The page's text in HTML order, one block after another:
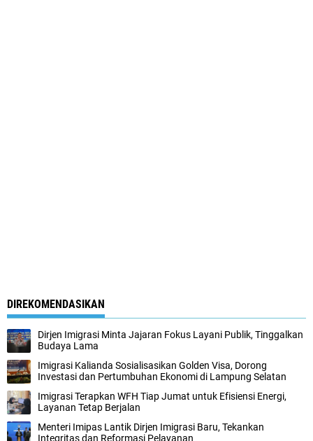
DIREKOMENDASIKAN
Dirjen Imigrasi Minta Jajaran Fokus Layani Publik, Tinggalkan
Budaya Lama
Imigrasi Kalianda Sosialisasikan Golden Visa, Dorong
Investasi dan Pertumbuhan Ekonomi di Lampung Selatan
Imigrasi Terapkan WFH Tiap Jumat untuk Efisiensi Energi,
Layanan Tetap Berjalan
Menteri Imipas Lantik Dirjen Imigrasi Baru, Tekankan
Integritas dan Reformasi Pelayanan